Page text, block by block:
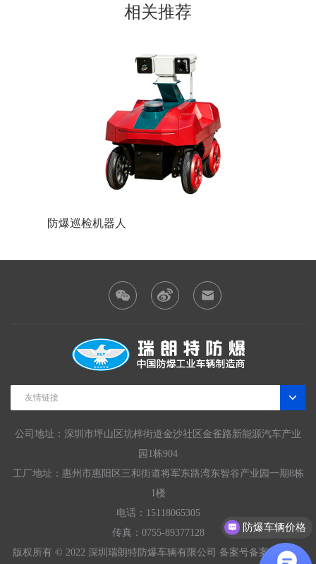
相关推荐
防爆巡检机器人
友情链接
公司地址：深圳市坪山区坑梓街道金沙社区金雀路新能源汽车产业
园1栋904
工厂地址：惠州市惠阳区三和街道将军东路湾东智谷产业园一期8栋
1楼
电话：15118065305
传真：0755-89377128
版权所有 © 2022 深圳瑞朗特防爆车辆有限公司 备案号备案号粤ICP
防爆车辆价格